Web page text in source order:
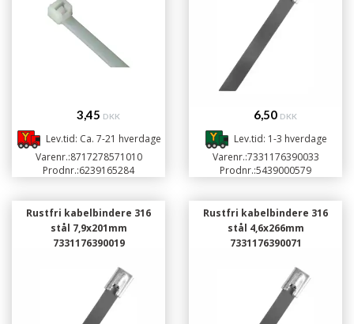
3,45 DKK
Lev.tid: Ca. 7-21 hverdage
Varenr.:8717278571010
Prodnr.:6239165284
6,50 DKK
Lev.tid: 1-3 hverdage
Varenr.:7331176390033
Prodnr.:5439000579
Rustfri kabelbindere 316
stål 7,9x201mm
7331176390019
Rustfri kabelbindere 316
stål 4,6x266mm
7331176390071